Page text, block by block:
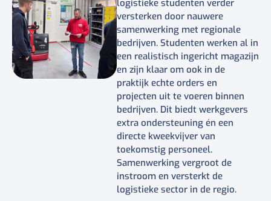
logistieke studenten verder
versterken door nauwere
samenwerking met regionale
bedrijven. Studenten werken al in
een realistisch ingericht magazijn
en zijn klaar om ook in de
praktijk echte orders en
projecten uit te voeren binnen
bedrijven. Dit biedt werkgevers
extra ondersteuning én een
directe kweekvijver van
toekomstig personeel.
Samenwerking vergroot de
instroom en versterkt de
logistieke sector in de regio.